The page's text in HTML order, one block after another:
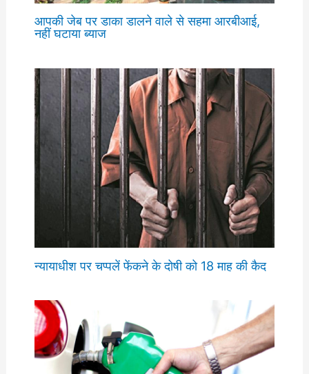
आपकी जेब पर डाका डालने वाले से सहमा आरबीआई,
नहीं घटाया ब्याज
न्यायाधीश पर चप्पलें फेंकने के दोषी को 18 माह की कैद